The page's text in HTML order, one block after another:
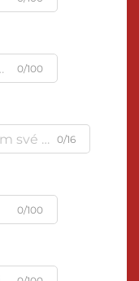
0/100
0/16
0/100